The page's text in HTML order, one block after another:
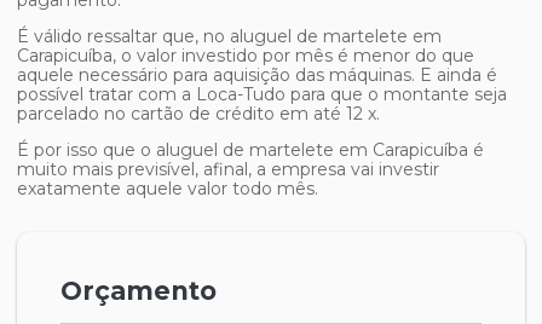
É válido ressaltar que, no aluguel de martelete em
Carapicuíba, o valor investido por mês é menor do que
aquele necessário para aquisição das máquinas. E ainda é
possível tratar com a Loca-Tudo para que o montante seja
parcelado no cartão de crédito em até 12 x.
É por isso que o aluguel de martelete em Carapicuíba é
muito mais previsível, afinal, a empresa vai investir
exatamente aquele valor todo mês.
Orçamento